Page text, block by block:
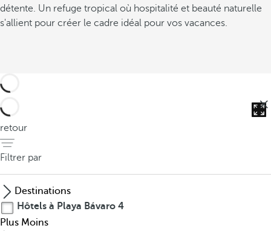
détente. Un refuge tropical où hospitalité et beauté naturelle
s'allient pour créer le cadre idéal pour vos vacances.
retour
Filtrer par
Destinations
Hôtels à Playa Bávaro 4
Plus Moins